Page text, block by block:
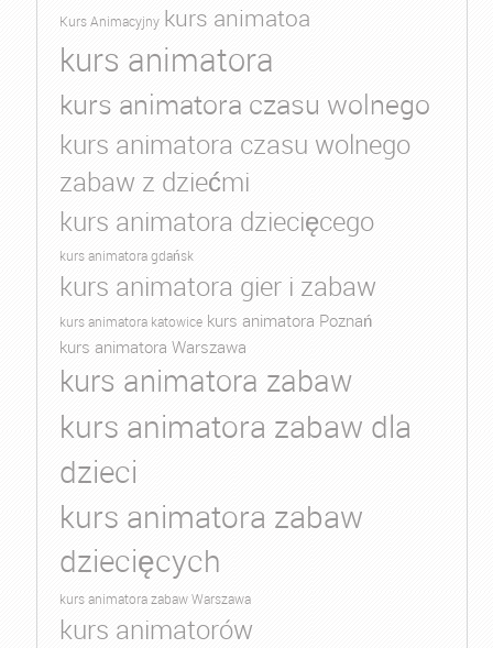
Kurs Animacyjny kurs animatoa
kurs animatora
kurs animatora czasu wolnego
kurs animatora czasu wolnego
zabaw z dziećmi
kurs animatora dziecięcego
kurs animatora gdańsk
kurs animatora gier i zabaw
kurs animatora katowice kurs animatora Poznań
kurs animatora Warszawa
kurs animatora zabaw
kurs animatora zabaw dla
dzieci
kurs animatora zabaw
dziecięcych
kurs animatora zabaw Warszawa
kurs animatorów